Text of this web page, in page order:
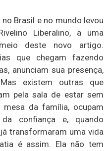
no Brasil e no mundo levou
Liberalino, a uma
deste novo artigo.
que chegam fazendo
anunciam sua presença,
existem outras que
pela sala de estar sem
da família, ocupam
confiança e, quando
transformaram uma vida
é assim. Ela não tem